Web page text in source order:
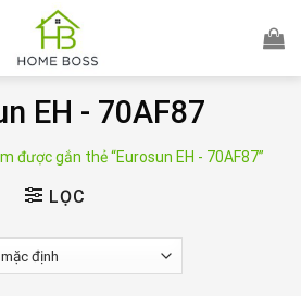
EH - 70AF87
được gắn thẻ “Eurosun EH - 70AF87”
LỌC